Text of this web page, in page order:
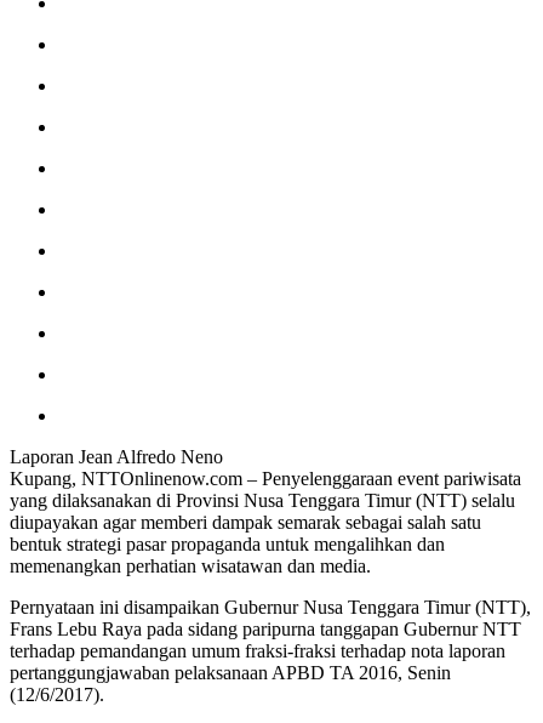
Laporan Jean Alfredo Neno
Kupang, NTTOnlinenow.com – Penyelenggaraan event pariwisata
yang dilaksanakan di Provinsi Nusa Tenggara Timur (NTT) selalu
diupayakan agar memberi dampak semarak sebagai salah satu
bentuk strategi pasar propaganda untuk mengalihkan dan
memenangkan perhatian wisatawan dan media.
Pernyataan ini disampaikan Gubernur Nusa Tenggara Timur (NTT),
Frans Lebu Raya pada sidang paripurna tanggapan Gubernur NTT
terhadap pemandangan umum fraksi-fraksi terhadap nota laporan
pertanggungjawaban pelaksanaan APBD TA 2016, Senin
(12/6/2017).